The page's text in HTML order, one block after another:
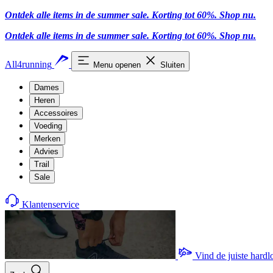
Ontdek alle items in de summer sale. Korting tot 60%. Shop nu.
Ontdek alle items in de summer sale. Korting tot 60%. Shop nu.
All4running Menu openen Sluiten
Dames
Heren
Accessoires
Voeding
Merken
Advies
Trail
Sale
Klantenservice
Vind de juiste